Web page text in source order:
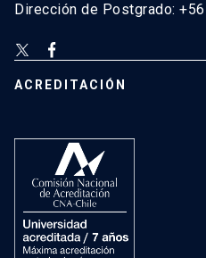
Dirección de Postgrado:
ACREDITACIÓN